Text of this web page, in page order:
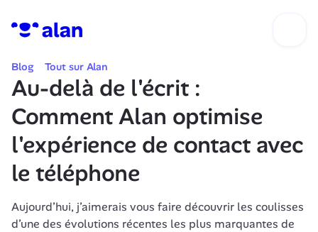
Blog Tout sur Alan
Au-delà de l'écrit :
Comment Alan optimise
l'expérience de contact avec
le téléphone
Aujourd’hui, j’aimerais vous faire découvrir les coulisses
d’une des évolutions récentes les plus marquantes de